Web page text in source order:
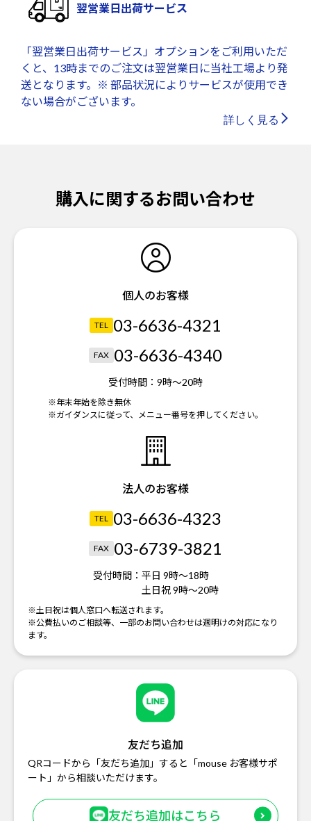
翌営業日出荷サービス
「翌営業日出荷サービス」オプションをご利用いただ
くと、13時までのご注文は翌営業日に当社工場より発
送となります。※ 部品状況によりサービスが使用でき
ない場合がございます。
詳しく見る
購入に関するお問い合わせ
個人のお客様
TEL 03-6636-4321
FAX 03-6636-4340
受付時間： 9時～20時
※年末年始を除き無休
※ガイダンスに従って、メニュー番号を押してください。
法人のお客様
TEL 03-6636-4323
FAX 03-6739-3821
受付時間： 平日 9時～18時
土日祝 9時～20時
※土日祝は個人窓口へ転送されます。
※公費払いのご相談等、一部のお問い合わせは週明けの対応になり
ます。
友だち追加
QRコードから「友だち追加」すると「mouse お客様サポ
ート」から相談いただけます。
友だち追加はこちら